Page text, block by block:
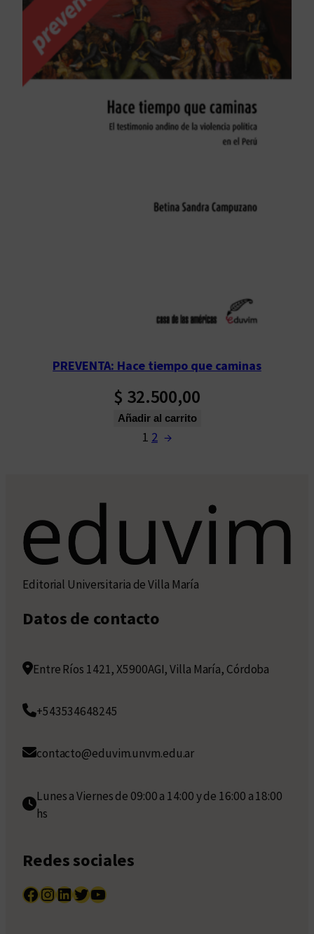
PREVENTA: Hace tiempo que caminas
$ 32.500,00
Añadir al carrito
1 2 →
Editorial Universitaria de Villa María
Datos de contacto
Entre Ríos 1421, X5900AGI, Villa María, Córdoba
+543534648245
contacto@eduvim.unvm.edu.ar
Lunes a Viernes de 09:00 a 14:00 y de 16:00 a 18:00
hs
Redes sociales
Facebook InstagramLinkedIn Twitter YouTube